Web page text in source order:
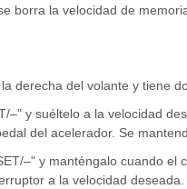
borra la velocidad de
derecha del volante y tiene
–" y suéltelo a la velocidad
del acelerador. Se
–" y manténgalo cuando el
a la velocidad